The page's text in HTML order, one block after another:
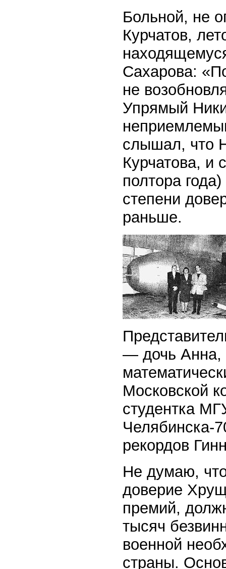
Больной, не
Курчатов,
Сахарова:
не
Упрямый
слышал, что
Курчатова, и
полтора
степени
раньше.
— дочь Анна,
Московской
студентка
Челябинска-
рекордов
Не думаю,
доверие
премий,
тысяч
военной
страны.